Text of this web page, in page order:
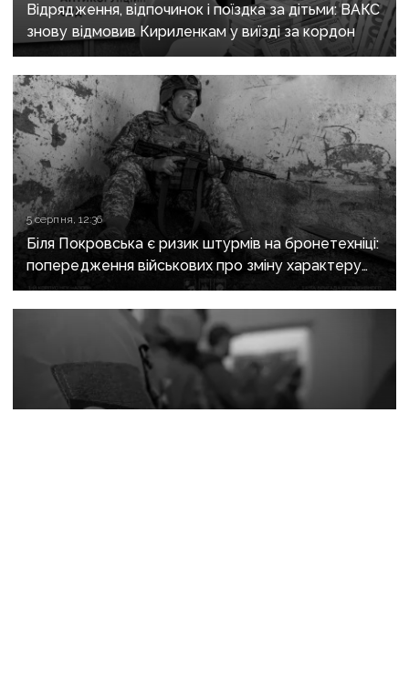
Відрядження, відпочинок і поїздка за дітьми: ВАКС
знову відмовив Кириленкам у виїзді за кордон
5 серпня, 12:36
Біля Покровська є ризик штурмів на бронетехніці:
попередження військових про зміну характеру
боїв на напрямку